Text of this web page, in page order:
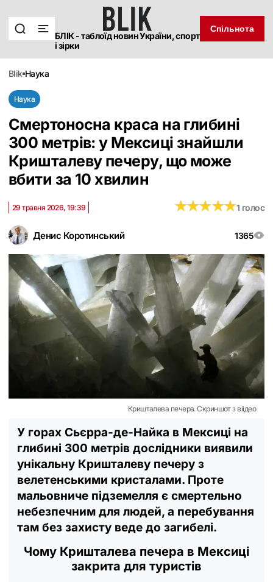
БЛІК - таблоїд новин України, спорт
і зірки
Спільнота
blik наука
Наука
Смертоносна краса на глибині
300 метрів: у Мексиці знайшли
Кришталеву печеру, що може
вбити за 10 хвилин
Денис Коротинський 1365
29 травня 2026, 19:39 ★★★★★
★★★★★1 голос
Кришталева печера. Скриншот з віідео
У горах Сьєрра-де-Найка в Мексиці на
глибині 300 метрів дослідники виявили
унікальну Кришталеву печеру з
велетенськими кристалами. Проте
мальовниче підземелля є смертельно
небезпечним для людей, а перебування
там без захисту веде до загибелі.
Чому Кришталева печера в Мексиці
закрита для туристів